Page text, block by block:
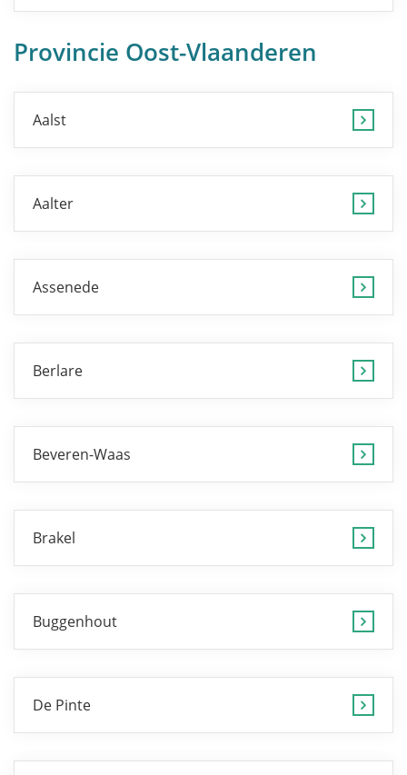
Provincie Oost-Vlaanderen
Aalst
Aalter
Assenede
Berlare
Beveren-Waas
Brakel
Buggenhout
De Pinte